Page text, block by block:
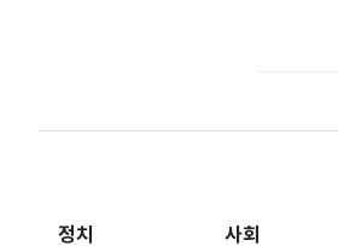
정치 사회